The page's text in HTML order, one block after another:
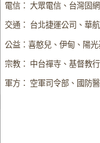
電信： 大眾電信、台灣固
交通： 台北捷運公司、華
公益：喜憨兒、伊甸、陽
宗教： 中台禪寺、基督教
軍方： 空軍司令部、國防醫